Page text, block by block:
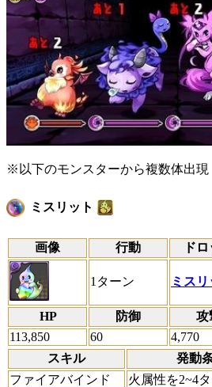
※以下のモンスターから複数体出現
ミスリット
画像 行動 ド
1ターン ミスリ
HP 防御
攻
113,850
60
4,770
スキル
発動
ファイアバインド
火属性を2~4